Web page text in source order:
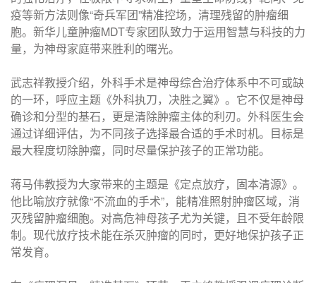
疫等新方法则像“奇兵军团”精准控场，清理残留的肿瘤细
胞。新华儿童肿瘤MDT专家团队致力于运用智慧与科技的力
量，为神母家庭带来胜利的曙光。
武志祥教授介绍，外科手术是神母综合治疗体系中不可或缺
的一环，呼应主题《外科执刀，决胜之翼》。它不仅是神母
确诊和分型的基石，更是清除肿瘤主体的利刃。外科医生会
通过详细评估，为不同孩子选择最合适的手术时机。目标是
最大程度切除肿瘤，同时尽量保护孩子的正常功能。
蒋马伟教授为大家带来的主题是《定点放疗，固本清源》。
他比喻放疗就像“不流血的手术”，能精准照射肿瘤区域，消
灭残留肿瘤细胞。对高危神母孩子尤为关键，且不受年龄限
制。现代放疗技术能在杀灭肿瘤的同时，更好地保护孩子正
常发育。